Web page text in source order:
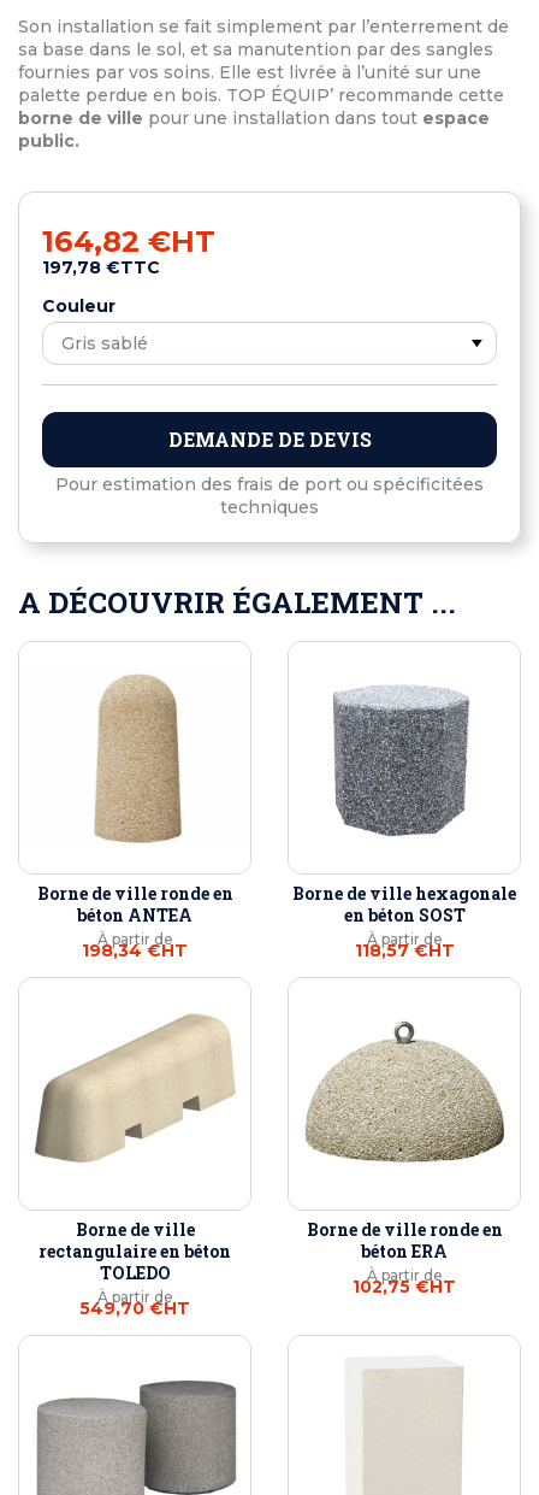
Son installation se fait simplement par l’enterrement de
sa base dans le sol, et sa manutention par des sangles
fournies par vos soins. Elle est livrée à l’unité sur une
palette perdue en bois. TOP ÉQUIP’ recommande cette
borne de ville pour une installation dans tout espace
public.
164,82 €HT
197,78 €TTC
Couleur
DEMANDE DE DEVIS
Pour estimation des frais de port ou spécificitées
techniques
A DÉCOUVRIR ÉGALEMENT ...
Borne de ville ronde en
béton ANTEA
À partir de
198,34 €HT
Borne de ville hexagonale
en béton SOST
À partir de
118,57 €HT
Borne de ville
rectangulaire en béton
TOLEDO
À partir de
549,70 €HT
Borne de ville ronde en
béton ERA
À partir de
102,75 €HT